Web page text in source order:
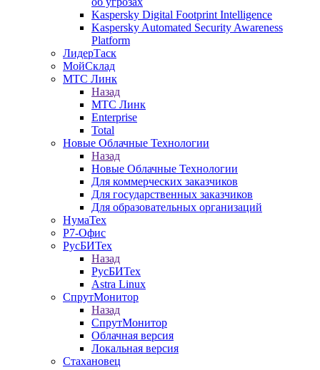
Kaspersky Digital Footprint Intelligence
Kaspersky Automated Security Awareness
Platform
ЛидерТаск
МойСклад
МТС Линк
Назад
МТС Линк
Enterprise
Total
Новые Облачные Технологии
Назад
Новые Облачные Технологии
Для коммерческих заказчиков
Для государственных заказчиков
Для образовательных организаций
НумаТех
Р7-Офис
РусБИТех
Назад
РусБИТех
Astra Linux
СпрутМонитор
Назад
СпрутМонитор
Облачная версия
Локальная версия
Стахановец